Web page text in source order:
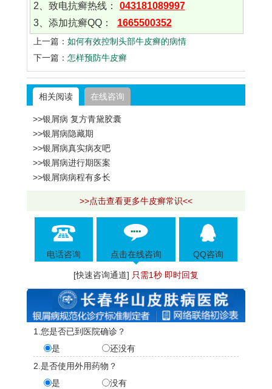
2、致电抗癣热线：
043181089997
3、添加抗癣QQ：
1665500352
上一篇： 如何有效控制头部牛皮癣的病情
下一篇： 怎样预防牛皮癣
相关阅读 在线咨询
>>银屑病 复方青黛胶囊
>>银屑病隐藏期
>>银屑病真实病友吧
>>银屑病进行期医案
>>银屑病病程有多长
>>点击查看更多牛皮癣常识<<
电话咨询 点击在线咨询 QQ咨询
[快速咨询通道] 只需1秒 即时回复
1.您是否已到医院确诊？
是
还没有
2.是否使用外用药物？
是
没有